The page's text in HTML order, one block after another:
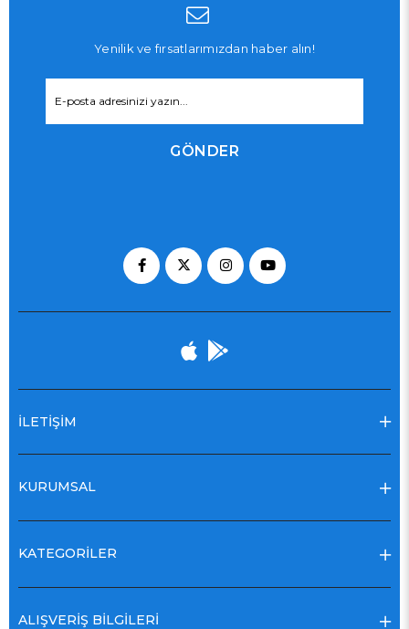
Yenilik ve fırsatlarımızdan haber alın!
GÖNDER
İLETİŞİM
KURUMSAL
KATEGORİLER
ALIŞVERİŞ BİLGİLERİ